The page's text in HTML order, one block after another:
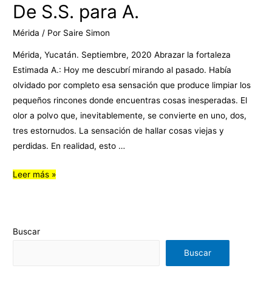
De S.S. para A.
Mérida / Por Saire Simon
Mérida, Yucatán. Septiembre, 2020 Abrazar la fortaleza
Estimada A.: Hoy me descubrí mirando al pasado. Había
olvidado por completo esa sensación que produce limpiar los
pequeños rincones donde encuentras cosas inesperadas. El
olor a polvo que, inevitablemente, se convierte en uno, dos,
tres estornudos. La sensación de hallar cosas viejas y
perdidas. En realidad, esto …
Leer más »
Buscar
Buscar